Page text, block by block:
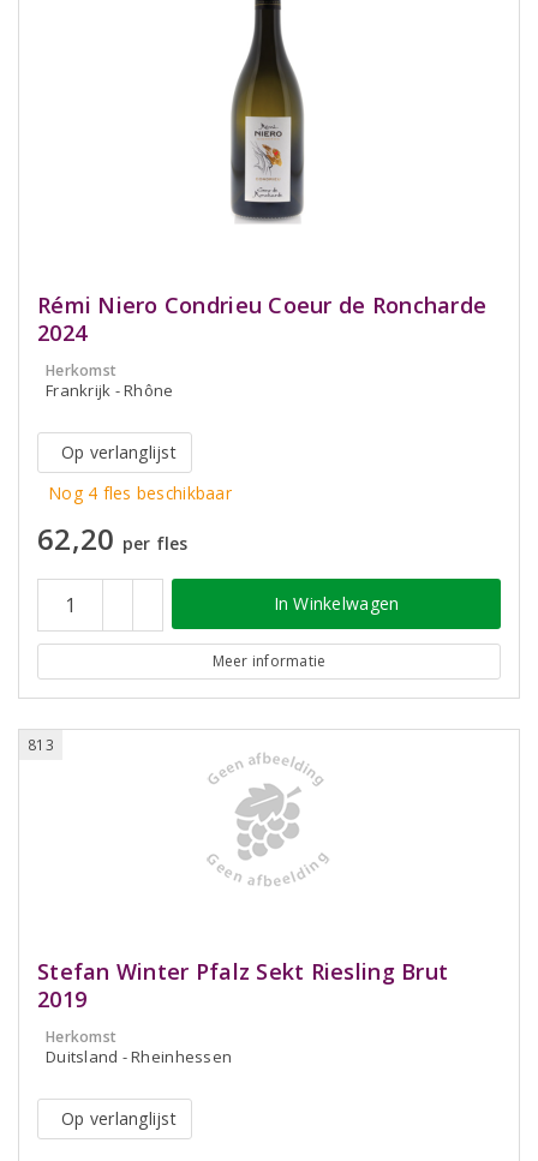
Rémi Niero Condrieu Coeur de Roncharde
2024
Herkomst
Frankrijk - Rhône
Op verlanglijst
Nog 4 fles beschikbaar
62,20 per fles
In Winkelwagen
Meer informatie
813
Stefan Winter Pfalz Sekt Riesling Brut
2019
Herkomst
Duitsland - Rheinhessen
Op verlanglijst